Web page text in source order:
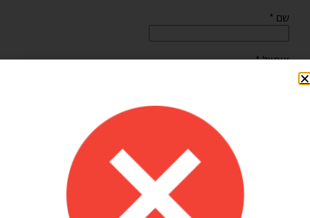
שם *
אימייל*
שמור בדפדפן זה את השם, האימייל והאתר שלי לפעם הבאה